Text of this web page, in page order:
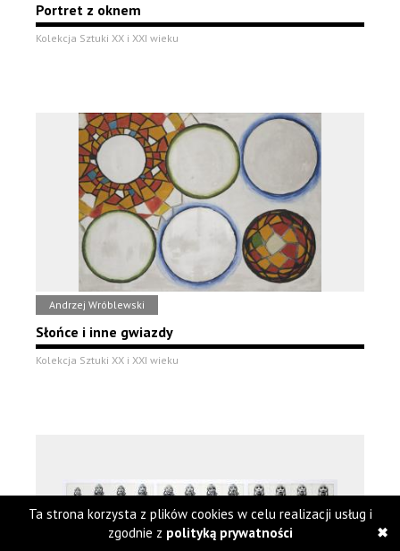
Portret z oknem
Kolekcja Sztuki XX i XXI wieku
Andrzej Wróblewski
Słońce i inne gwiazdy
Kolekcja Sztuki XX i XXI wieku
Ta strona korzysta z plików cookies w celu realizacji usług i
zgodnie z polityką prywatności